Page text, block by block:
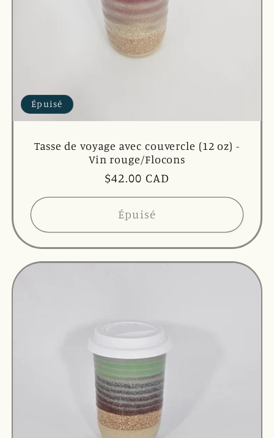
Épuisé
Tasse de voyage avec couvercle (12 oz) -
Vin rouge/Flocons
Prix
habituel
$42.00 CAD
Épuisé